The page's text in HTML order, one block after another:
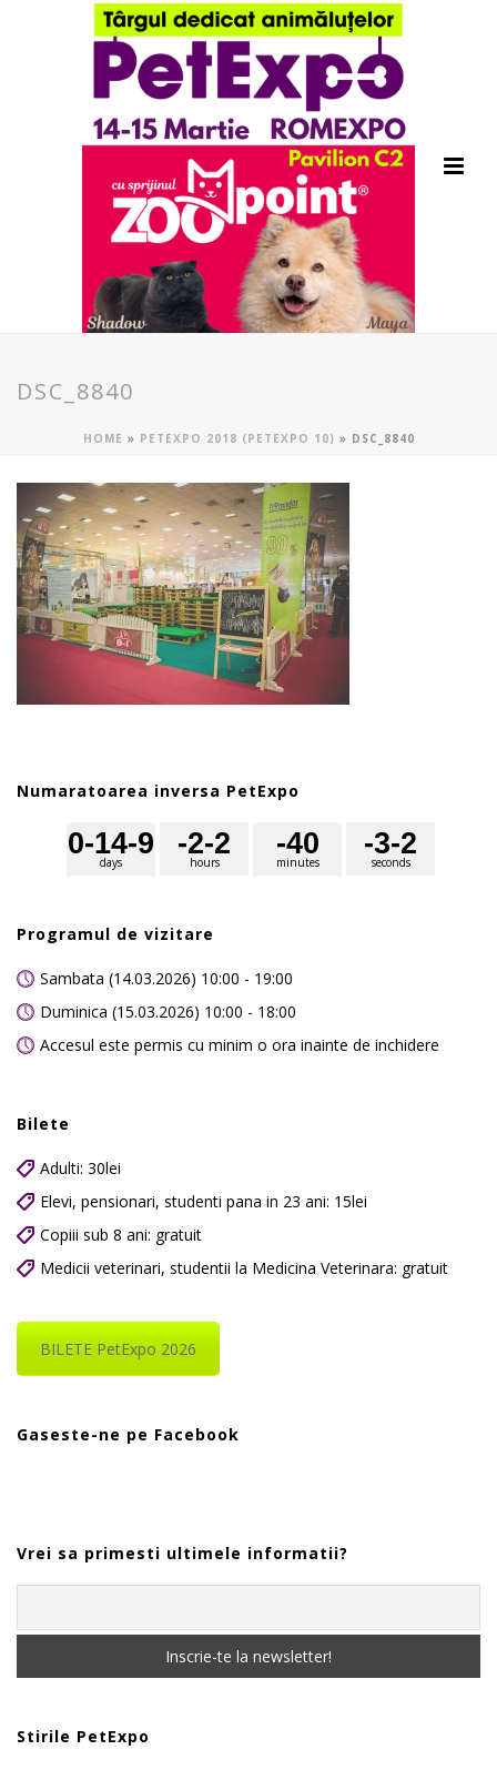
DSC_8840
HOME » PETEXPO 2018 (PETEXPO 10) » DSC_8840
Numaratoarea inversa PetExpo
days
0-14-9
hours
-2-2
minutes
-40
seconds
-3-2
Programul de vizitare
Sambata (14.03.2026) 10:00 - 19:00
Duminica (15.03.2026) 10:00 - 18:00
Accesul este permis cu minim o ora inainte de inchidere
Bilete
Adulti: 30lei
Elevi, pensionari, studenti pana in 23 ani: 15lei
Copiii sub 8 ani: gratuit
Medicii veterinari, studentii la Medicina Veterinara: gratuit
BILETE PetExpo 2026
Gaseste-ne pe Facebook
Vrei sa primesti ultimele informatii?
Stirile PetExpo